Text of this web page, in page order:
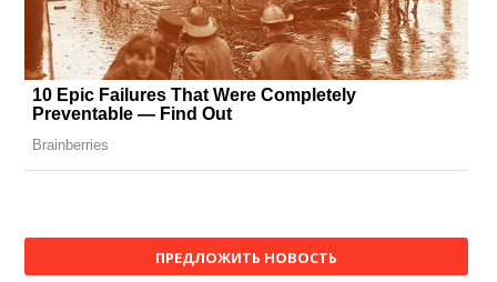
ПРЕДЛОЖИТЬ НОВОСТЬ